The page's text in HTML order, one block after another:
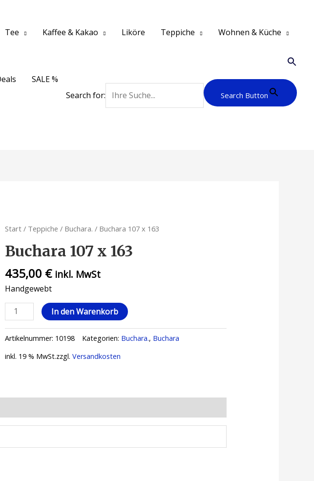
Tee Kaffee & Kakao Liköre Teppiche Wohnen & Küche
SALE %
Search for:
Search Button
Start / Teppiche / Buchara. / Buchara 107 x 163
Buchara 107 x 163
435,00 € inkl. MwSt
Handgewebt
In den Warenkorb
Artikelnummer: 10198 Kategorien: Buchara., Buchara
inkl. 19 % MwSt.zzgl.Versandkosten